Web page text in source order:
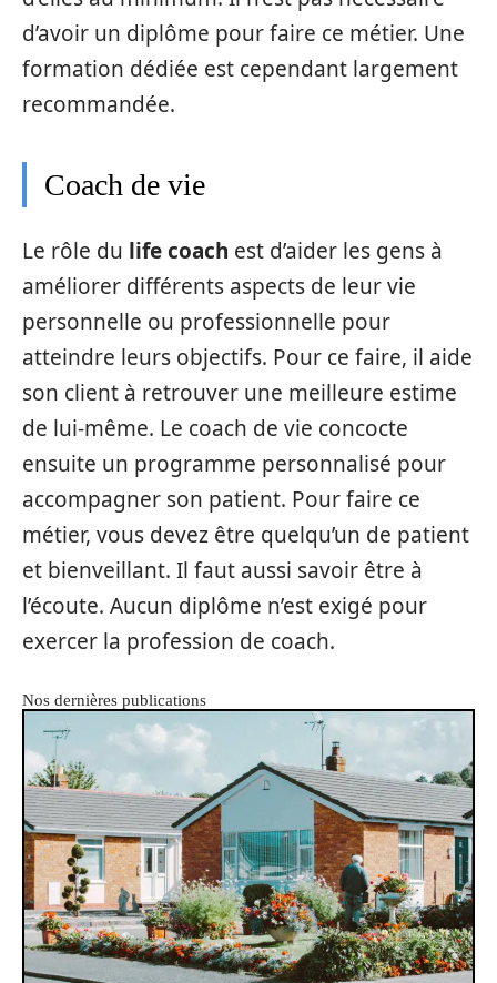
d’avoir un diplôme pour faire ce métier. Une
formation dédiée est cependant largement
recommandée.
Coach de vie
Le rôle du life coach est d’aider les gens à
améliorer différents aspects de leur vie
personnelle ou professionnelle pour
atteindre leurs objectifs. Pour ce faire, il aide
son client à retrouver une meilleure estime
de lui-même. Le coach de vie concocte
ensuite un programme personnalisé pour
accompagner son patient. Pour faire ce
métier, vous devez être quelqu’un de patient
et bienveillant. Il faut aussi savoir être à
l’écoute. Aucun diplôme n’est exigé pour
exercer la profession de coach.
Nos dernières publications